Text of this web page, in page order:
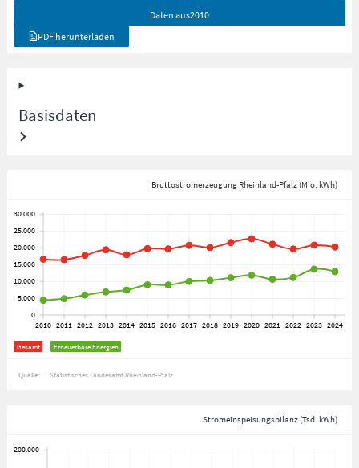
Daten aus2010
PDF herunterladen
Basisdaten
Bruttostromerzeugung Rheinland-Pfalz (Mio. kWh)
Gesamt Erneuerbare Energien
Quelle: Statistisches Landesamt Rheinland-Pfalz
Stromeinspeisungsbilanz (Tsd. kWh)